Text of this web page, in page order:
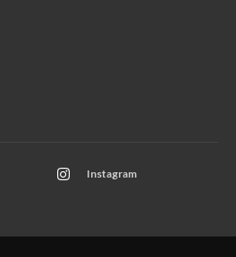
Instagram